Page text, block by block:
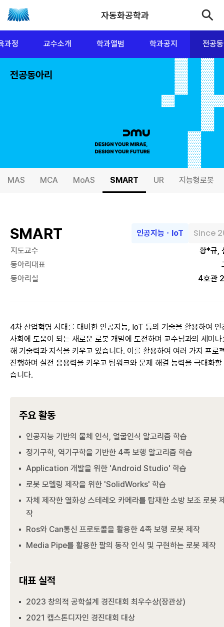
자동화공학과
과정 교수소개 학과앨범 학과공지 전공
전공동아리
MAS MCA MoAS SMART UR 지능형로봇
SMART 인공지능ㆍIoT Since
지도교수
황*규,
동아리대표
동아리실
4호관
4차 산업혁명 시대를 대비한 인공지능, IoT 등의 기술을 활용하여 인
사회에 도움이 되는 새로운 로봇 개발에 도전하며 교수님과의 세미나
해 기술력과 지식을 키우고 있습니다. 이를 활용하여 여러 가지 프로
진행하며 실전 응용력을 키우고 팀워크와 문제 해결 능력을 극대화할
습니다.
주요 활동
인공지능 기반의 물체 인식, 얼굴인식 알고리즘 학습
정기구학, 역기구학을 기반한 4족 보행 알고리즘 학습
Application 개발을 위한 'Android Studio' 학습
로봇 모델링 제작을 위한 'SolidWorks' 학습
자체 제작한 열화상 스테레오 카메라를 탑재한 소방 보조 로봇
작
Ros와 Can통신 프로토콜을 활용한 4족 보행 로봇 제작
Media Pipe를 활용한 팔의 동작 인식 및 구현하는 로봇 제작
대표 실적
2023 창의적 공학설계 경진대회 최우수상(장관상)
2021 캡스톤디자인 경진대회 대상